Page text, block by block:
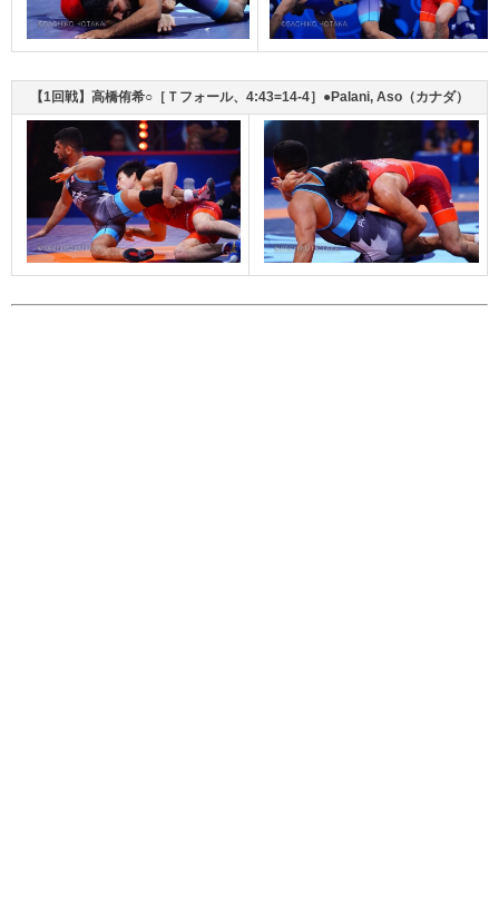
【1回戦】高橋侑希○［Ｔフォール、4:43=14-4］●Palani, Aso（カナダ）